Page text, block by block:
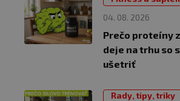
04. 08. 2026
Prečo proteíny
deje na trhu so
ušetriť
Rady, tipy, triky